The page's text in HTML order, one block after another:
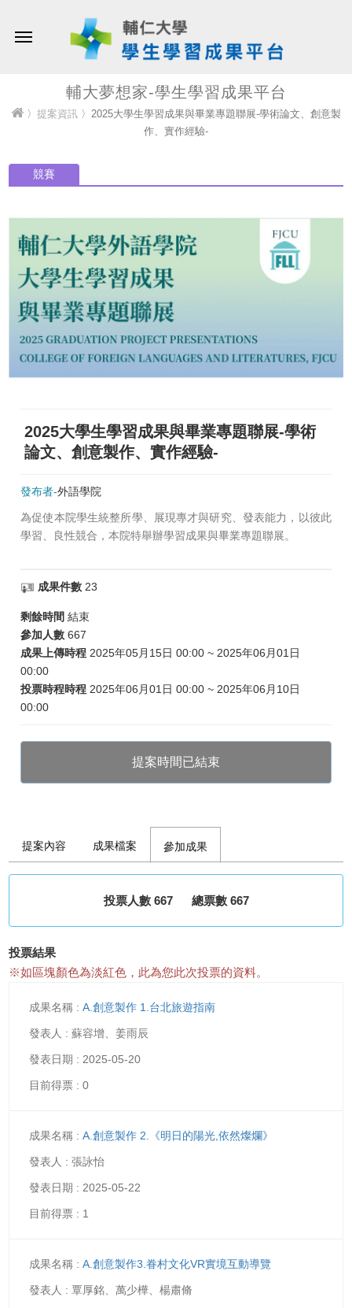
輔大夢想家-學生學習成果平台
〉 提案資訊 〉2025大學生學習成果與畢業專題聯展-學術論文、創意製
作、實作經驗-
競賽
2025大學生學習成果與畢業專題聯展-學術
論文、創意製作、實作經驗-
發布者-外語學院
為促使本院學生統整所學、展現專才與研究、發表能力，以彼此
學習、良性競合，本院特舉辦學習成果與畢業專題聯展。
成果件數 23
剩餘時間 結束
參加人數 667
成果上傳時程 2025年05月15日 00:00 ~ 2025年06月01日
00:00
投票時程時程 2025年06月01日 00:00 ~ 2025年06月10日
00:00
提案時間已結束
提案內容 成果檔案 參加成果
投票人數 667 總票數 667
投票結果
※如區塊顏色為淡紅色，此為您此次投票的資料。
A.創意製作 1.台北旅遊指南
蘇容增、姜雨辰
2025-05-20
0
A.創意製作 2.《明日的陽光,依然燦爛》
張詠怡
2025-05-22
1
A.創意製作3.眷村文化VR實境互動導覽
覃厚銘、萬少樺、楊肅脩